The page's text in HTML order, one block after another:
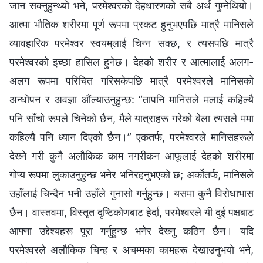
जान सक्नुहुन्थ्यो भने, परमेश्‍वरको देहधारणको सबै अर्थ गुम्नेथियो।
आत्मा भौतिक शरीरमा पूर्ण रूपमा प्रकट हुनुभएपछि मात्रै मानिसले
व्यावहारिक परमेश्‍वर स्वयम्‌लाई चिन्‍न सक्छ, र त्यसपछि मात्रै
परमेश्‍वरको इच्‍छा हासिल हुनेछ। देहको शरीर र आत्मालाई अलग-
अलग रूपमा परिचित गरिसकेपछि मात्रै परमेश्‍वरले मानिसको
अन्धोपन र अवज्ञा औंल्याउनुहुन्छ: “तापनि मानिसले मलाई कहिल्यै
पनि साँचो रूपले चिनेको छैन, मैले यात्राहरू गरेको बेला त्यसले ममा
कहिल्यै पनि ध्यान दिएको छैन।” एकतर्फ, परमेश्‍वरले मानिसहरूले
देख्‍ने गरी कुनै अलौकिक काम नगरीकन आफूलाई देहको शरीरमा
गोप्य रूपमा लुकाउनुहुन्छ भनेर भनिरहनुभएको छ; अर्कोतर्फ, मानिसले
उहाँलाई चिन्दैन भनी उहाँले गुनासो गर्नुहुन्छ। यसमा कुनै विरोधाभास
छैन। वास्तवमा, विस्तृत दृष्टिकोणबाट हेर्दा, परमेश्‍वरले यी दुई पक्षबाट
आफ्‍ना उद्देश्यहरू पूरा गर्नुहुन्छ भनेर देख्‍नु कठिन छैन। यदि
परमेश्‍वरले अलौकिक चिन्‍ह र अचम्‍मका कामहरू देखाउनुभयो भने,